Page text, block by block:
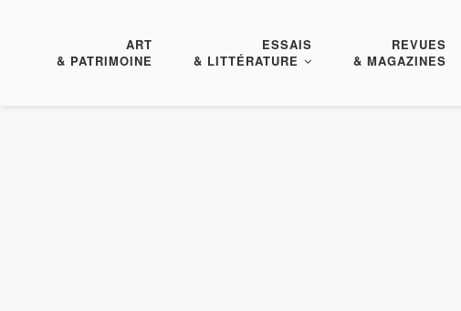
ART
& PATRIMOINE
ESSAIS
& LITTÉRATURE
REVUES
& MAGAZINES